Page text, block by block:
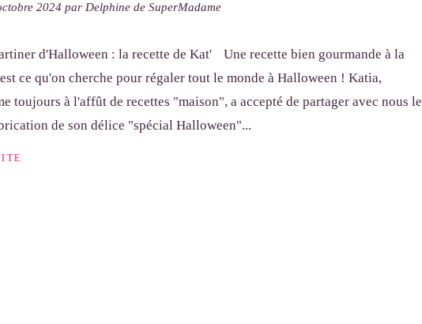
2024 par Delphine de SuperMadame
Une recette bien gourmande à la
ce qu'on cherche pour régaler tout le monde à Halloween ! Katia,
toujours à l'affût de recettes "maison", a accepté de partager avec nous le
de son délice "spécial Halloween"...